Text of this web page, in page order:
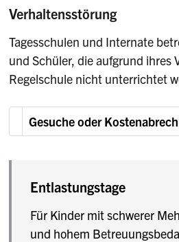
Verhaltensstörung
Tagesschulen und Internate
und Schüler, die aufgrund ihres
Regelschule nicht unterrichtet
Gesuche oder
Entlastungstage
Für Kinder mit schwerer
und hohem